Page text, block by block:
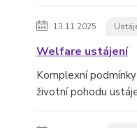
13.11.2025
Welfare ustájení
Komplexní
životní pohodu